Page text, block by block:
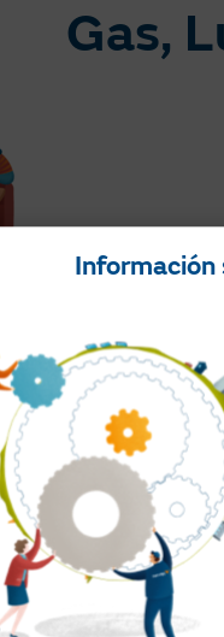
Gas,
suministro
un
Información